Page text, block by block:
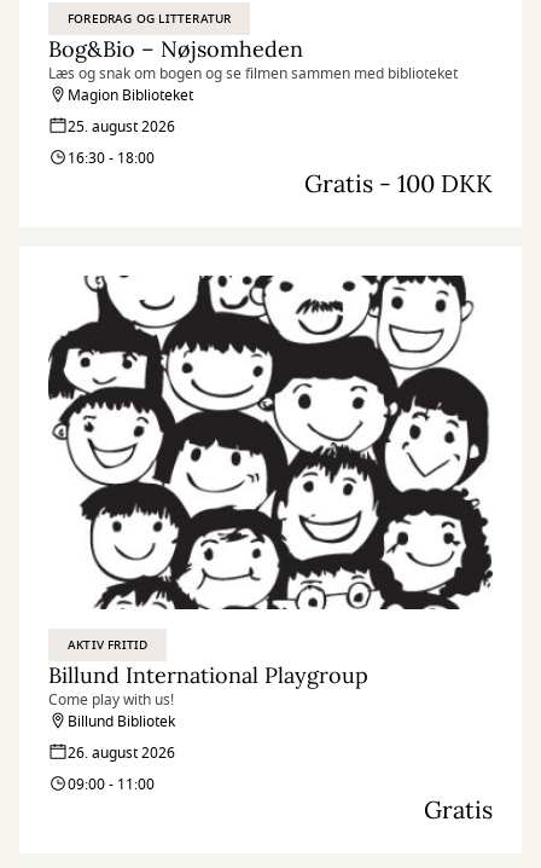
FOREDRAG OG LITTERATUR
Bog&Bio – Nøjsomheden
Læs og snak om bogen og se filmen sammen med biblioteket
Magion Biblioteket
25. august 2026
16:30 - 18:00
Gratis - 100 DKK
AKTIV FRITID
Billund International Playgroup
Come play with us!
Billund Bibliotek
26. august 2026
09:00 - 11:00
Gratis